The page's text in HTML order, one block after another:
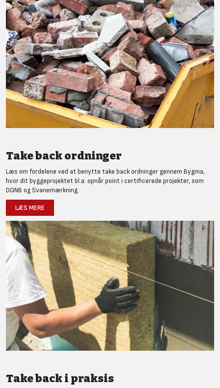
Take back ordninger
Læs om fordelene ved at benytte take back ordninger gennem Bygma,
hvor dit byggeprojektet bl.a. opnår point i certificerede projekter, som
DGNB og Svanemærkning.
LÆS MERE
Take back i praksis